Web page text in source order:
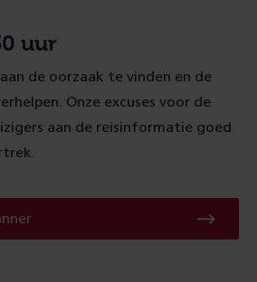
uur
de oorzaak te vinden en de
Onze excuses voor de
aan de reisinformatie goed
Check